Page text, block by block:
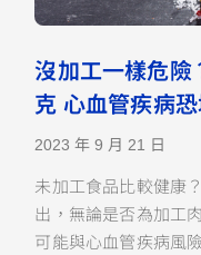
沒加工一樣危險
克 心血管疾病
2023 年 9 月 21 日
未加工食品比較健康
出，無論是否為加工
可能與心血管疾病風